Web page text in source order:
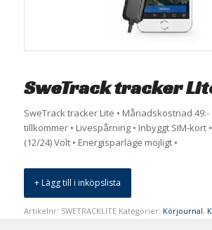
SweTrack tracker
SweTrack tracker Lite • Månadskostnad 49:-
tillkommer • Livespårning • Inbyggt SIM-kort
(12/24) Volt • Energisparläge möjligt •
+ Lägg till i inköpslista
Artikelnr: SWETRACKLITE Kategorier: Körjournal,